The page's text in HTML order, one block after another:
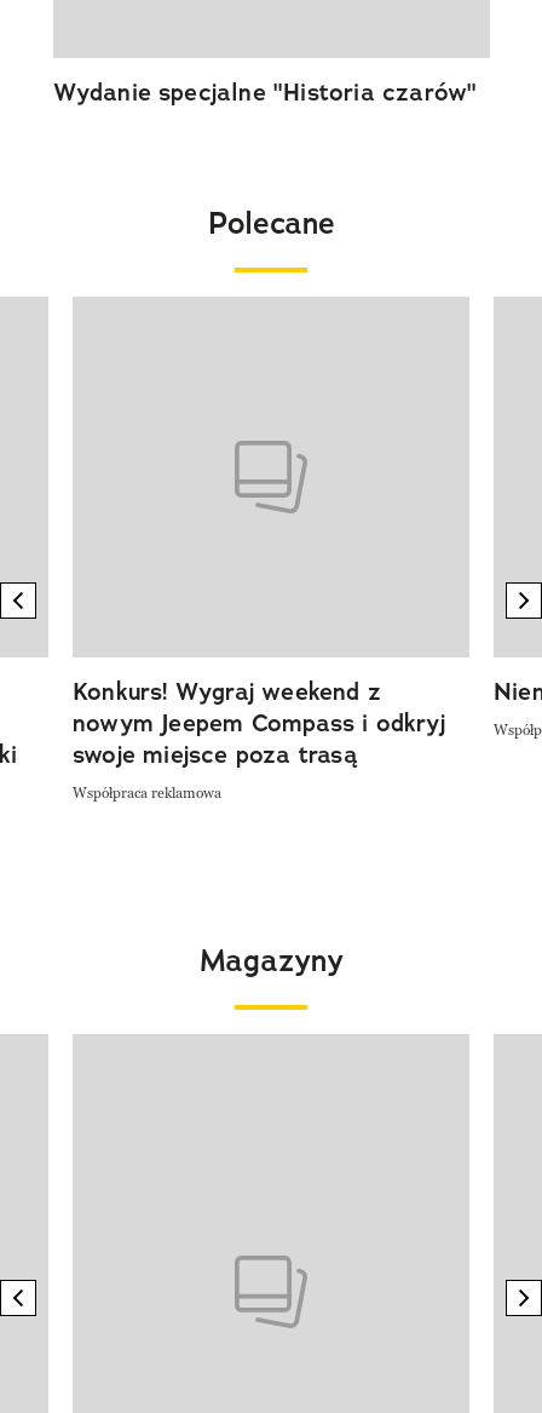
Wydanie specjalne "Historia czarów"
Polecane
previous element
Konkurs! Wygraj weekend z
nowym Jeepem Compass i odkryj
swoje miejsce poza trasą
Współpraca reklamowa
Magazyny
previous element